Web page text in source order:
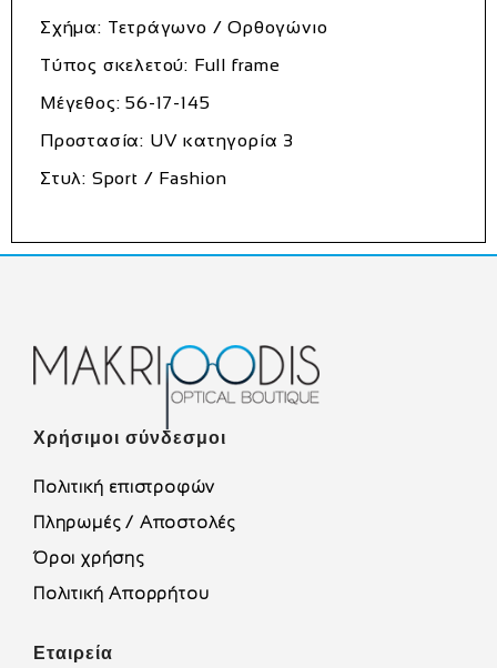
Σχήμα: Τετράγωνο / Ορθογώνιο
Τύπος σκελετού: Full frame
Μέγεθος: 56-17-145
Προστασία: UV κατηγορία 3
Στυλ: Sport / Fashion
Χρήσιμοι σύνδεσμοι
Πολιτική επιστροφών
Πληρωμές / Αποστολές
Όροι χρήσης
Πολιτική Απορρήτου
Εταιρεία